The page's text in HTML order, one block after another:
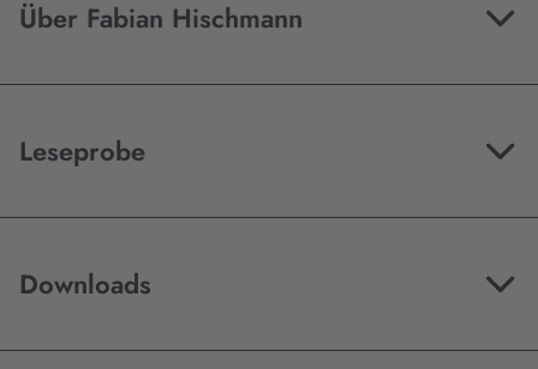
Über Fabian Hischmann
Leseprobe
Downloads